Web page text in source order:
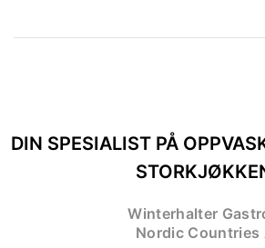
DIN SPESIALIST PÅ
Winterhalter
Nordic Countries